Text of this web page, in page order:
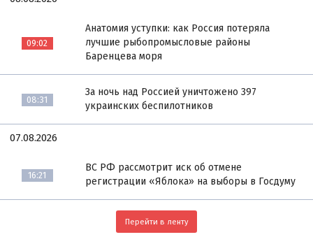
09:02
Анатомия уступки: как Россия потеряла
лучшие рыбопромысловые районы
Баренцева моря
08:31
За ночь над Россией уничтожено 397
украинских беспилотников
07.08.2026
16:21
ВС РФ рассмотрит иск об отмене
регистрации «Яблока» на выборы в Госдуму
Перейти в ленту